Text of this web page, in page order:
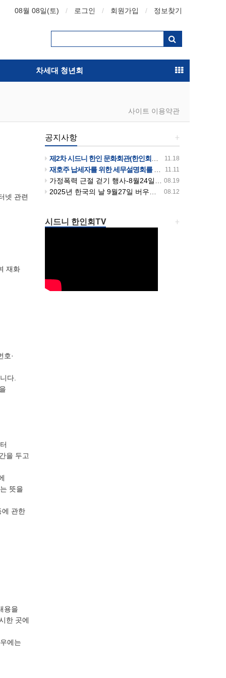
08월 08일(토) 로그인 회원가입 정보찾기
차세대 청년회
사이트 이용약관
넷 관련
재화
호·
다.
을 두고
뜻을
에 관한
용을
한 곳에
에는
+
공지사항
11.18
제2차 시드니 한인 문화회관(한인회관)건립 후원의 날 행사 안내입니다
11.11
재호주 납세자를 위한 세무설명회를 개최합니다
08.19
가정폭력 근절 걷기 행사-8월24일 일요일 오전 9시~10시 30분까지 버우드파크에서 있습니다
08.12
2025년 한국의 날 9월27일 버우드파크에서 열립니다
+
시드니 한인회TV